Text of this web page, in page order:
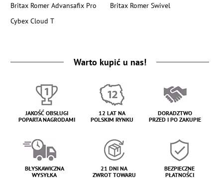
Britax Romer Advansafix Pro
Britax Romer Swivel
Cybex Cloud T
Warto kupić u nas!
JAKOŚĆ OBSŁUGI
POPARTA NAGRODAMI
12 LAT NA
POLSKIM RYNKU
DORADZTWO
PRZED I PO ZAKUPIE
BŁYSKAWICZNA
WYSYŁKA
21 DNI NA
ZWROT TOWARU
BEZPIECZNE
PŁATNOŚCI